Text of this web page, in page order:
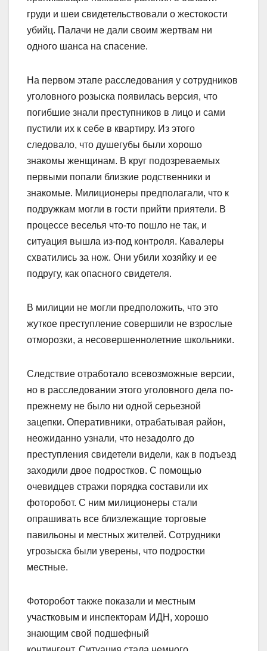
груди и шеи свидетельствовали о жестокости
убийц. Палачи не дали своим жертвам ни
одного шанса на спасение.
На первом этапе расследования у сотрудников
уголовного розыска появилась версия, что
погибшие знали преступников в лицо и сами
пустили их к себе в квартиру. Из этого
следовало, что душегубы были хорошо
знакомы женщинам. В круг подозреваемых
первыми попали близкие родственники и
знакомые. Милиционеры предполагали, что к
подружкам могли в гости прийти приятели. В
процессе веселья что-то пошло не так, и
ситуация вышла из-под контроля. Кавалеры
схватились за нож. Они убили хозяйку и ее
подругу, как опасного свидетеля.
В милиции не могли предположить, что это
жуткое преступление совершили не взрослые
отморозки, а несовершеннолетние школьники.
Следствие отработало всевозможные версии,
но в расследовании этого уголовного дела по-
прежнему не было ни одной серьезной
зацепки. Оперативники, отрабатывая район,
неожиданно узнали, что незадолго до
преступления свидетели видели, как в подъезд
заходили двое подростков. С помощью
очевидцев стражи порядка составили их
фоторобот. С ним милиционеры стали
опрашивать все близлежащие торговые
павильоны и местных жителей. Сотрудники
угрозыска были уверены, что подростки
местные.
Фоторобот также показали и местным
участковым и инспекторам ИДН, хорошо
знающим свой подшефный